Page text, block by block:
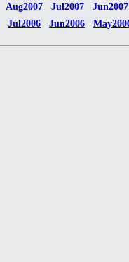
Aug2007 Jul2007
Jun2007
Jul2006 Jun2006